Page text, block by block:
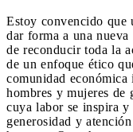
Estoy convencido que
dar forma a una
de reconducir toda la
de un enfoque ético
comunidad económica
hombres y mujeres de
cuya labor se inspira
generosidad y